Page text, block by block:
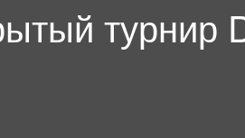
турнир